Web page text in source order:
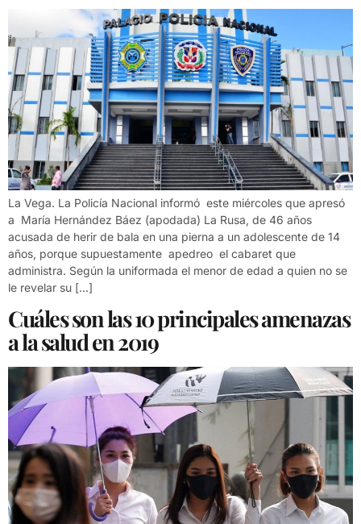
La Vega. La Policía Nacional informó este miércoles que apresó
a María Hernández Báez (apodada) La Rusa, de 46 años
acusada de herir de bala en una pierna a un adolescente de 14
años, porque supuestamente apedreo el cabaret que
administra. Según la uniformada el menor de edad a quien no se
le revelar su […]
Cuáles son las 10 principales amenazas
a la salud en 2019